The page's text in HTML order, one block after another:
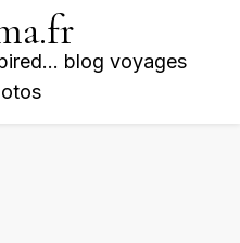
blog voyages